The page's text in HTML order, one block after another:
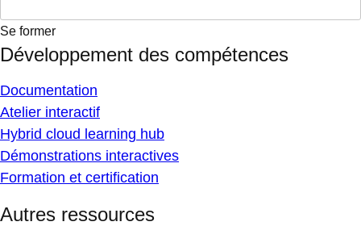
Se former
Développement des compétences
Documentation
Atelier interactif
Hybrid cloud learning hub
Démonstrations interactives
Formation et certification
Autres ressources